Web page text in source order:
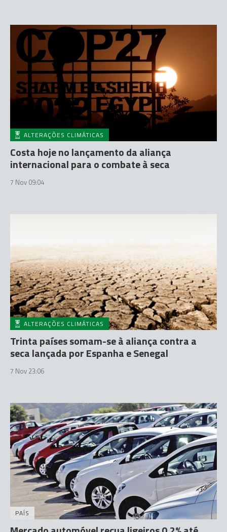
ALTERAÇÕES CLIMÁTICAS
Costa hoje no lançamento da aliança
internacional para o combate à seca
7 Nov 09:04
ALTERAÇÕES CLIMÁTICAS
Trinta países somam-se à aliança contra a
seca lançada por Espanha e Senegal
7 Nov 23:06
PAÍS